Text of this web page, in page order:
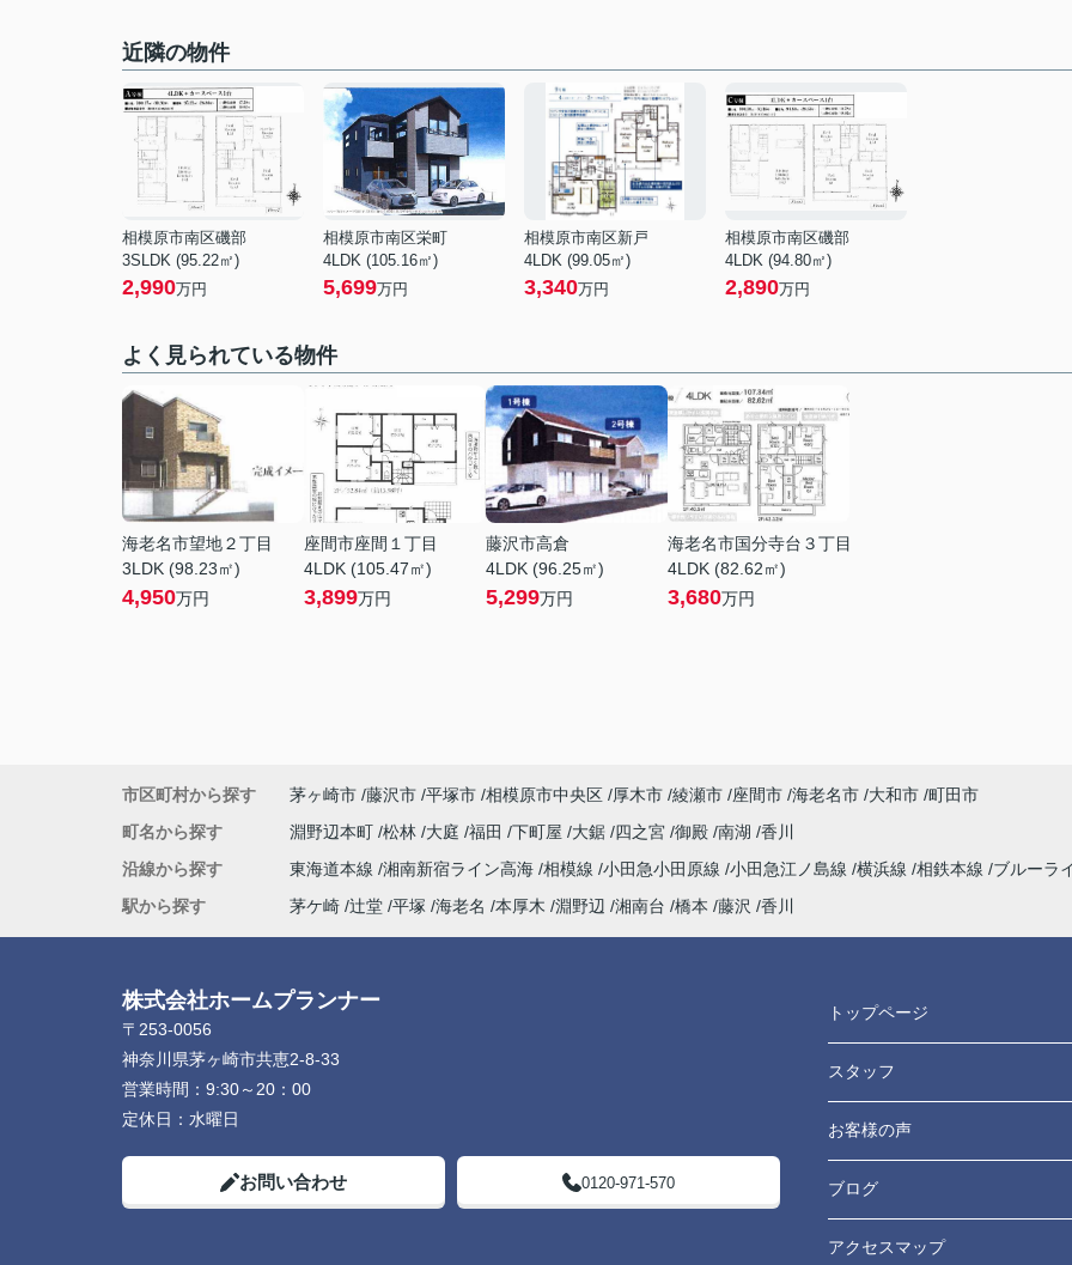
近隣の物件
相模原市南区磯部
3SLDK (95.22㎡)
2,990万円
相模原市南区栄町
4LDK (105.16㎡)
5,699万円
相模原市南区新戸
4LDK (99.05㎡)
3,340万円
相模原市南区磯部
4LDK (94.80㎡)
2,890万円
よく見られている物件
海老名市望地２丁目
3LDK (98.23㎡)
4,950万円
座間市座間１丁目
4LDK (105.47㎡)
3,899万円
藤沢市高倉
4LDK (96.25㎡)
5,299万円
海老名市国分寺台３丁目
4LDK (82.62㎡)
3,680万円
市区町村から探す 茅ヶ崎市 藤沢市 平塚市 相模原市中央区 厚木市 綾瀬市 座間市 海老名市 大和市 町田市
町名から探す
淵野辺本町 松林 大庭 福田 下町屋 大鋸 四之宮 御殿 南湖 香川
沿線から探す
東海道本線 湘南新宿ライン高海 相模線 小田急小田原線 小田急江ノ島線 横浜線 相鉄本線
ブルーラ
駅から探す
茅ケ崎 辻堂 平塚 海老名 本厚木 淵野辺 湘南台 橋本 藤沢 香川
株式会社ホームプランナー
〒253-0056
神奈川県茅ヶ崎市共恵2-8-33
営業時間： 9:30～20：00
定休日： 水曜日
お問い合わせ 0120-971-570
トップページ
スタッフ
お客様の声
ブログ
アクセスマップ